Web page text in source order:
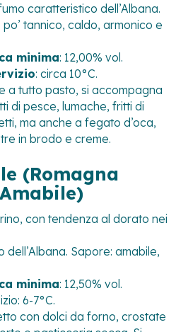
caratteristico dell’Albana.
po’ tannico, caldo, armonico e
minima: 12,00% vol.
: circa 10°C.
a tutto pasto, si accompagna
di pesce, lumache, fritti di
ma anche a fegato d’oca,
in brodo e creme.
(Romagna
con tendenza al dorato nei
dell’Albana. Sapore: amabile,
minima: 12,50% vol.
6-7°C.
con dolci da forno, crostate